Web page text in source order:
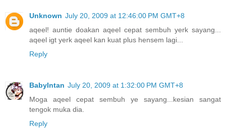
Unknown July 20, 2009 at 12:46:00 PM GMT+8
aqeel! auntie doakan aqeel cepat sembuh yerk sayang...
aqeel igt yerk aqeel kan kuat plus hensem lagi...
Reply
BabyIntan July 20, 2009 at 1:32:00 PM GMT+8
Moga aqeel cepat sembuh ye sayang...kesian sangat
tengok muka dia.
Reply